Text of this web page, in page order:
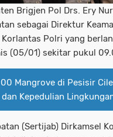
Brigjen Pol Drs. Ery
sebagai Direktur
Polri yang
(05/01) sekitar pukul
Mangrove di Pesisir
Kepedulian
(Sertijab) Dirkamsel